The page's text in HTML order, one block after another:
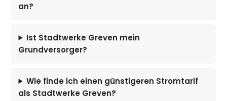
an?
Ist Stadtwerke Greven mein
Grundversorger?
Wie finde ich einen günstigeren Stromtarif
als Stadtwerke Greven?